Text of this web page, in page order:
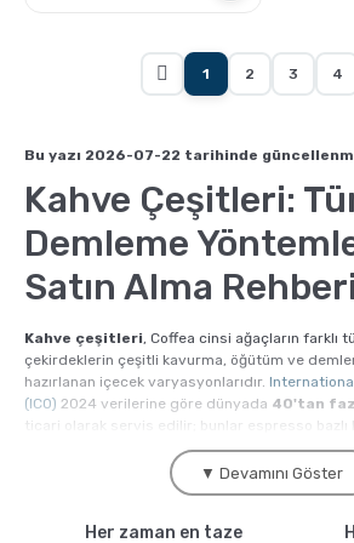
1 2 3 4
Bu yazı 2026-07-22 tarihinde
Kahve Çeşitleri:
Demleme
Satın Alma Rehberi
Kahve çeşitleri, Coffea cinsi ağaçların farklı
çekirdeklerin çeşitli kavurma, öğütüm ve
hazırlanan içecek varyasyonlarıdır.
(ICO) 2024 verilerine göre dünyada 40'tan
ticari olarak servis edilir; bunlar espresso bazlı
filtre seçimlerine, geleneksel Türk kahvesinden
alternatiflerine kadar geniş bir yelpazeye
çeşitleri kategorisinde, kendi roastery
karşılaştırabilirsiniz.
▼ Devamını Göster
Her zaman en taze